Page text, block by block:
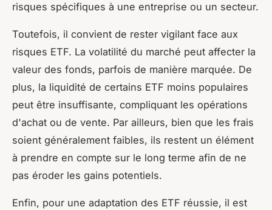
risques spécifiques à une entreprise ou un secteur.
Toutefois, il convient de rester vigilant face aux
risques ETF. La volatilité du marché peut affecter la
valeur des fonds, parfois de manière marquée. De
plus, la liquidité de certains ETF moins populaires
peut être insuffisante, compliquant les opérations
d'achat ou de vente. Par ailleurs, bien que les frais
soient généralement faibles, ils restent un élément
à prendre en compte sur le long terme afin de ne
pas éroder les gains potentiels.
Enfin, pour une adaptation des ETF réussie, il est